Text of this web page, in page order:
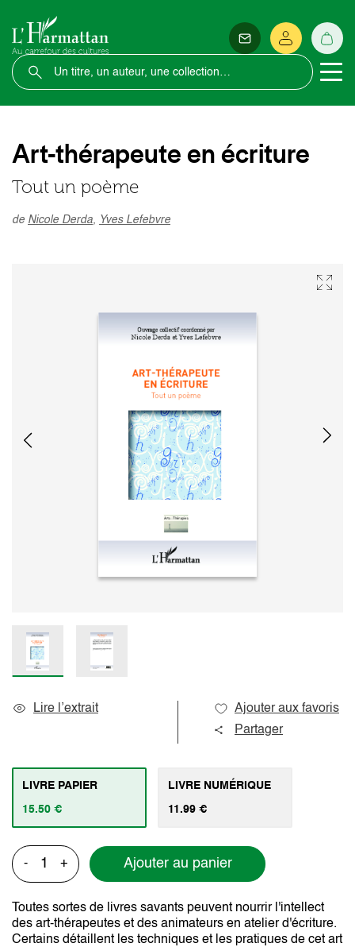
Art-thérapeute en écriture
Tout un poème
de Nicole Derda, Yves Lefebvre
Lire l’extrait
Ajouter aux favoris
Partager
LIVRE PAPIER
15.50 €
LIVRE NUMÉRIQUE
11.99 €
- + Ajouter au panier
Toutes sortes de livres savants peuvent nourrir l'intellect
des art-thérapeutes et des animateurs en atelier d'écriture.
Certains détaillent les techniques et les pratiques de cet art